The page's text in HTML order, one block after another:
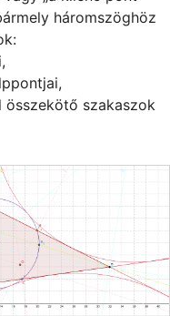
háromszöghöz
szakaszok